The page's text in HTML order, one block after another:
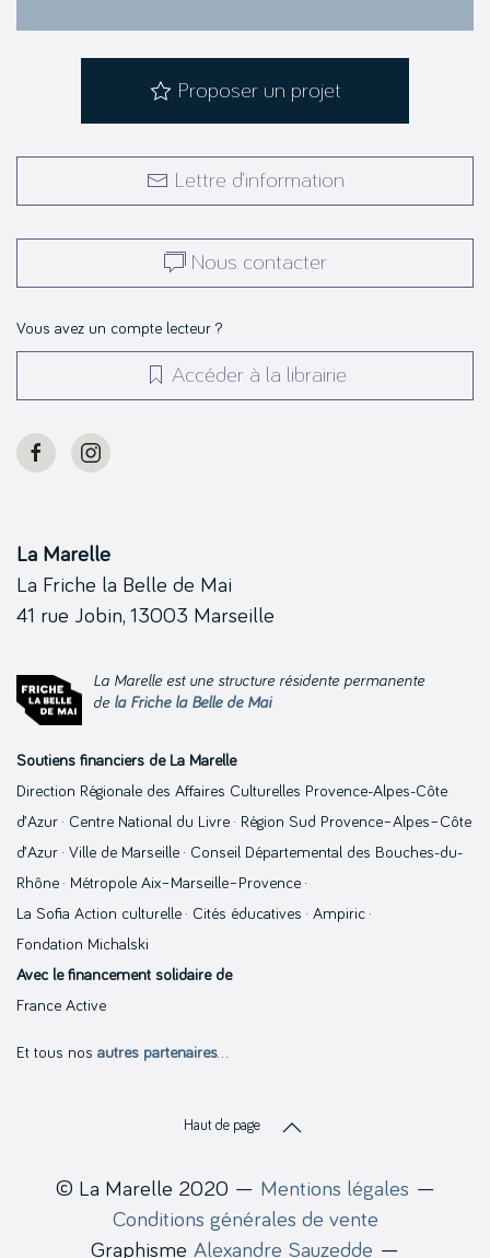
Proposer un projet
Lettre d’information
Nous contacter
Vous avez un compte lecteur ?
Accéder à la librairie
La Marelle
La Friche la Belle de Mai
41 rue Jobin, 13003 Marseille
La Marelle est une structure résidente permanente
de la Friche la Belle de Mai
Soutiens financiers de La Marelle
Direction Régionale des Affaires Culturelles Provence-Alpes-Côte
d’Azur · Centre National du Livre · Région Sud Provence–Alpes–Côte
d’Azur · Ville de Marseille · Conseil Départemental des Bouches-du-
Rhône · Métropole Aix–Marseille–Provence ·
La Sofia Action culturelle · Cités éducatives · Ampiric ·
Fondation Michalski
Avec le financement solidaire de
France Active
Et tous nos autres partenaires…
Haut de page
© La Marelle 2020 — Mentions légales —
Conditions générales de vente
Graphisme Alexandre Sauzedde —